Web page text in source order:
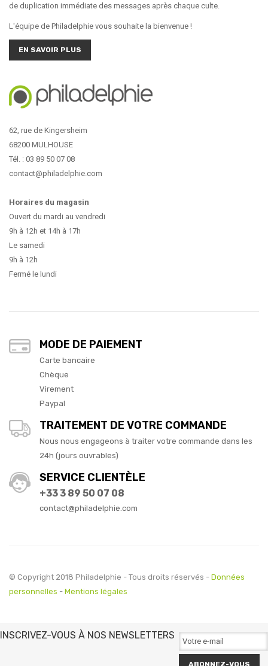
de duplication immédiate des messages après chaque culte.
L'équipe de Philadelphie vous souhaite la bienvenue !
EN SAVOIR PLUS
62, rue de Kingersheim
68200 MULHOUSE
Tél. : 03 89 50 07 08
contact@philadelphie.com
Horaires du magasin
Ouvert du mardi au vendredi
9h à 12h et 14h à 17h
Le samedi
9h à 12h
Fermé le lundi
MODE DE PAIEMENT
Carte bancaire
Chèque
Virement
Paypal
TRAITEMENT DE VOTRE COMMANDE
Nous nous engageons à traiter votre commande dans les
24h (jours ouvrables)
SERVICE CLIENTÈLE
+33 3 89 50 07 08
contact@philadelphie.com
© Copyright 2018 Philadelphie - Tous droits réservés - Données
personnelles - Mentions légales
INSCRIVEZ-VOUS À NOS NEWSLETTERS
ABONNEZ-VOUS